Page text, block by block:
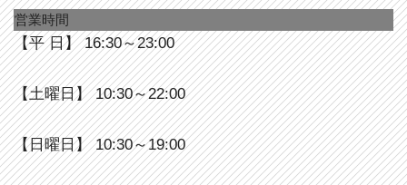
営業時間
【平 日】 16:30～23:00
【土曜日】 10:30～22:00
【日曜日】 10:30～19:00